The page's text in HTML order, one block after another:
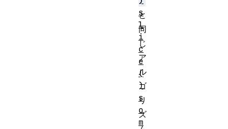
と
同
じ
ア
ル
ゴ
リ
ズ
s
l
i
c
e
(
)
s
o
m